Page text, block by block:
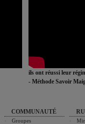
ils ont réussi leur
- Méthode Savoir
COMMUNAUTÉ
Groupes